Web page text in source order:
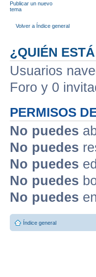
Publicar un nuevo
tema
Volver a Índice general
¿QUIÉN
Usuarios
Foro y 0
PERMISOS
No puedes
No puedes
No puedes
No puedes
No puedes
Índice general